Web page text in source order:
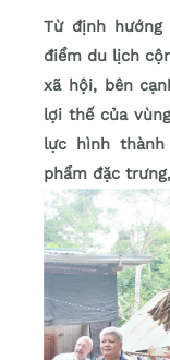
Từ định hướng
điểm du lịch
xã hội, bên
lợi thế của
lực hình
phẩm đặc